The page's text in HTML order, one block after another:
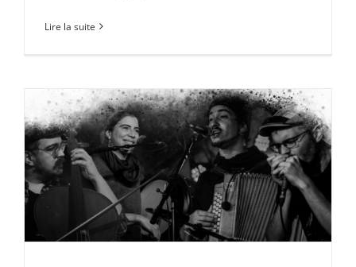
Lire la suite